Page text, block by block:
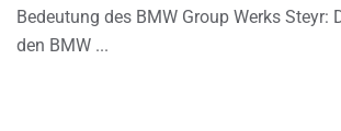
Bedeutung des BMW Group Werks Steyr:
den BMW